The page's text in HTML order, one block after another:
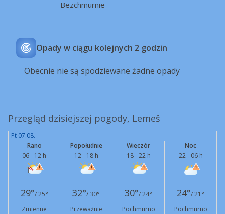
Bezchmurnie
Opady w ciągu kolejnych 2 godzin
Obecnie nie są spodziewane żadne opady
Przegląd dzisiejszej pogody, Lemeš
Pt 07.08.
Rano
06 - 12 h
Popołudnie
12 - 18 h
Wieczór
18 - 22 h
Noc
22 - 06 h
29°/ 25° 32°/ 30° 30°/ 24° 24°/ 21°
Zmienne
Przeważnie
Pochmurno Pochmurno